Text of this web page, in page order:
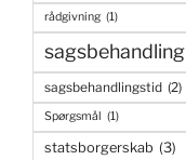
rådgivning (1)
sagsbehandling
sagsbehandlingstid (2)
Spørgsmål (1)
statsborgerskab (3)